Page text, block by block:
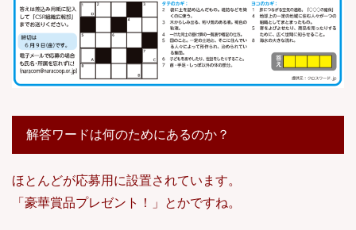
解答ワードは何のためにあるのか？
ほとんどが応募用に設置されています。
「豪華賞品プレゼント！」とかですね。